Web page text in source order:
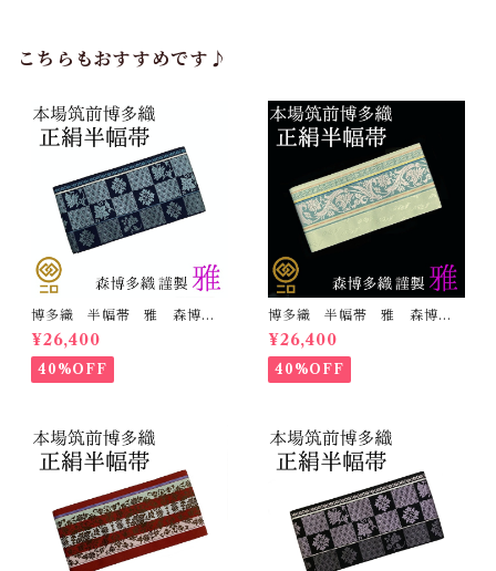
こちらもおすすめです♪
博多織 半幅帯 雅 森博多
織 正絹 リバーシブル 長
さ/3m78cm 日本製 和装
小袋帯 半巾帯
¥26,400
40%OFF
博多織 半幅帯 雅 森博多
織 正絹 リバーシブル 長
さ/3m78cm 日本製 和装
小袋帯 半巾帯
¥26,400
40%OFF